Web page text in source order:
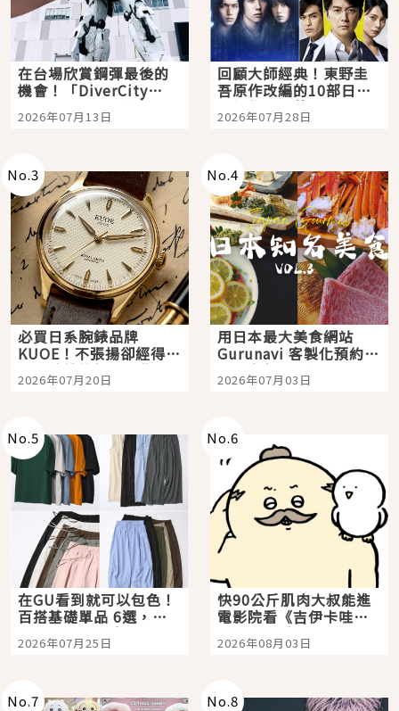
在台場欣賞鋼彈最後的
機會！「DiverCity
Tokyo Plaza」搭船、
購物、美食及夜景，一
2026年07月13日
回顧大師經典！東野圭
吾原作改編的10部日本
影視作品推薦
2026年07月28日
No.3
必買日系腕錶品牌
KUOE！不張揚卻經得起
時間洗鍊的經典之作五
選
2026年07月20日
No.4
用日本最大美食網站
Gurunavi 客製化預約九
大都市餐廳，打造專屬
美食體驗！
2026年07月03日
No.5
在GU看到就可以包色！
百搭基礎單品 6選，閉
眼全收也不心疼
2026年07月25日
No.6
快90公斤肌肉大叔能進
電影院看《吉伊卡哇》
嗎？日本重金屬樂團
「打首」會長與nagano
2026年08月03日
No.7 No.8